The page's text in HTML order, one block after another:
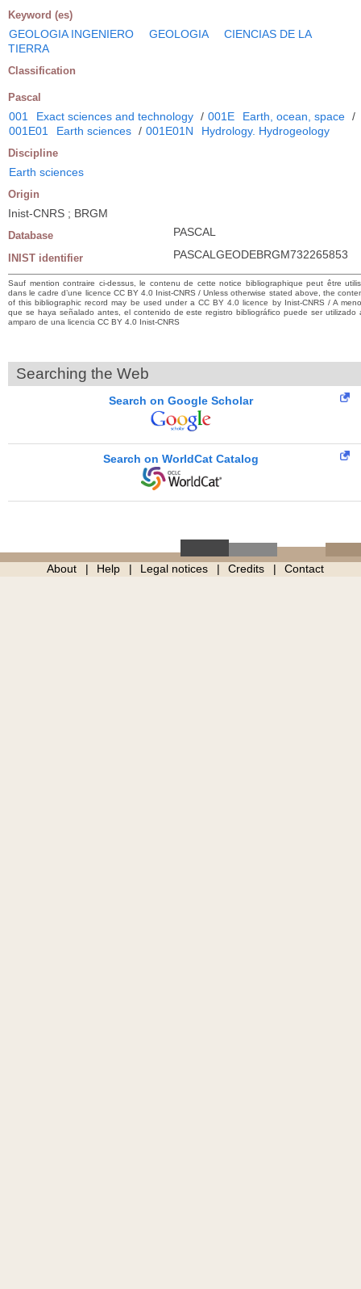
Keyword (es)
GEOLOGIA INGENIERO GEOLOGIA
CIENCIAS DE LA
TIERRA
Classification
Pascal
001 Exact sciences and technology / 001E Earth, ocean, space /
001E01
Earth sciences / 001E01N Hydrology. Hydrogeology
Discipline
Earth sciences
Origin
Inist-CNRS ; BRGM
Database PASCAL
INIST identifier PASCALGEODEBRGM732265853
Sauf mention contraire ci-dessus, le contenu de cette notice bibliographique peut être
dans le cadre d’une licence CC BY 4.0 Inist-CNRS / Unless otherwise stated above, the
of this bibliographic record may be used under a CC BY 4.0 licence by Inist-CNRS / A
que se haya señalado antes, el contenido de este registro bibliográfico puede ser utilizado
amparo de una licencia CC BY 4.0 Inist-CNRS
Searching the Web
Search on Google Scholar
Search on WorldCat Catalog
About Help Legal notices Credits Contact